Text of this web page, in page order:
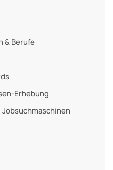
& Berufe
Erhebung